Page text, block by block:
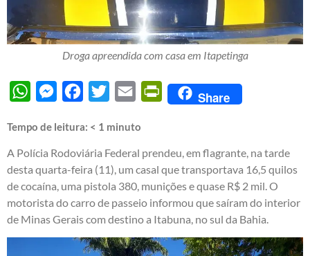
Droga apreendida com casa em Itapetinga
WhatsAppMessengerFacebook
Twitter Email PrintFriendly
Share
Tempo de leitura: < 1 minuto
A Polícia Rodoviária Federal prendeu, em flagrante, na tarde
desta quarta-feira (11), um casal que transportava 16,5 quilos
de cocaína, uma pistola 380, munições e quase R$ 2 mil. O
motorista do carro de passeio informou que saíram do interior
de Minas Gerais com destino a Itabuna, no sul da Bahia.